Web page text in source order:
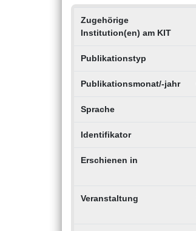
Zugehörige
Institution(en) am KIT
Publikationstyp
Publikationsmonat/-jahr
Sprache
Identifikator
Erschienen in
Veranstaltung